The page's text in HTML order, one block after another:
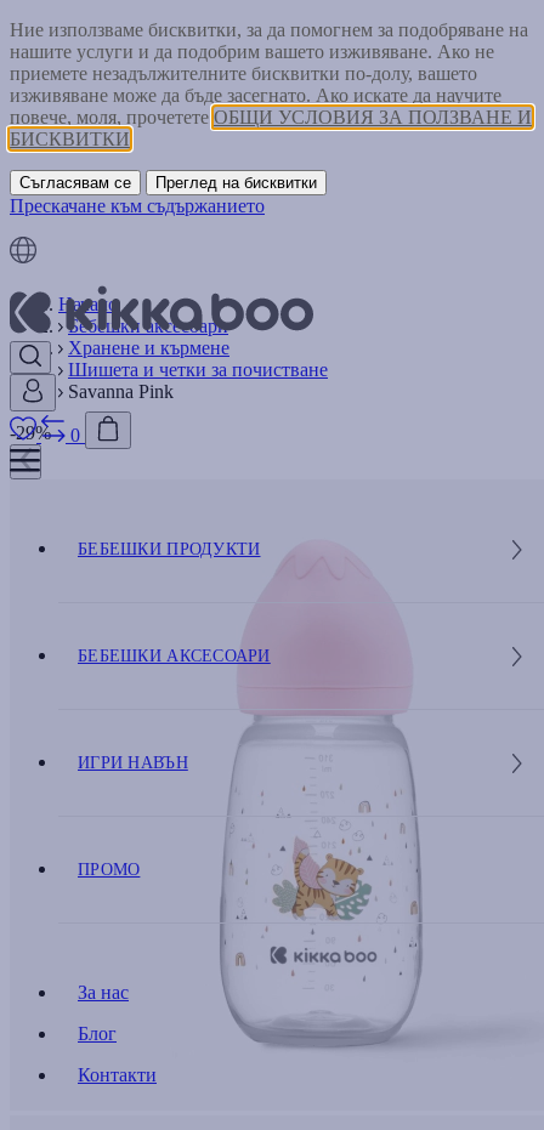
Ние използваме бисквитки, за да помогнем за подобряване на
нашите услуги и да подобрим вашето изживяване. Ако не
приемете незадължителните бисквитки по-долу, вашето
изживяване може да бъде засегнато. Ако искате да научите
повече, моля, прочетете ОБЩИ УСЛОВИЯ ЗА ПОЛЗВАНЕ И
БИСКВИТКИ
Съгласявам се Преглед на бисквитки
Прескачане към съдържанието
0
БЕБЕШКИ ПРОДУКТИ
БЕБЕШКИ АКСЕСОАРИ
ИГРИ НАВЪН
ПРОМО
За нас
Блог
Контакти
Начало
Бебешки аксесоари
Хранене и кърмене
Шишета и четки за почистване
Savanna Pink
-29%